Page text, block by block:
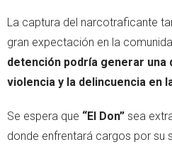
La captura del narcotraficante
gran expectación en la
detención podría generar una
violencia y la delincuencia en
Se espera que “El Don” sea
donde enfrentará cargos por su